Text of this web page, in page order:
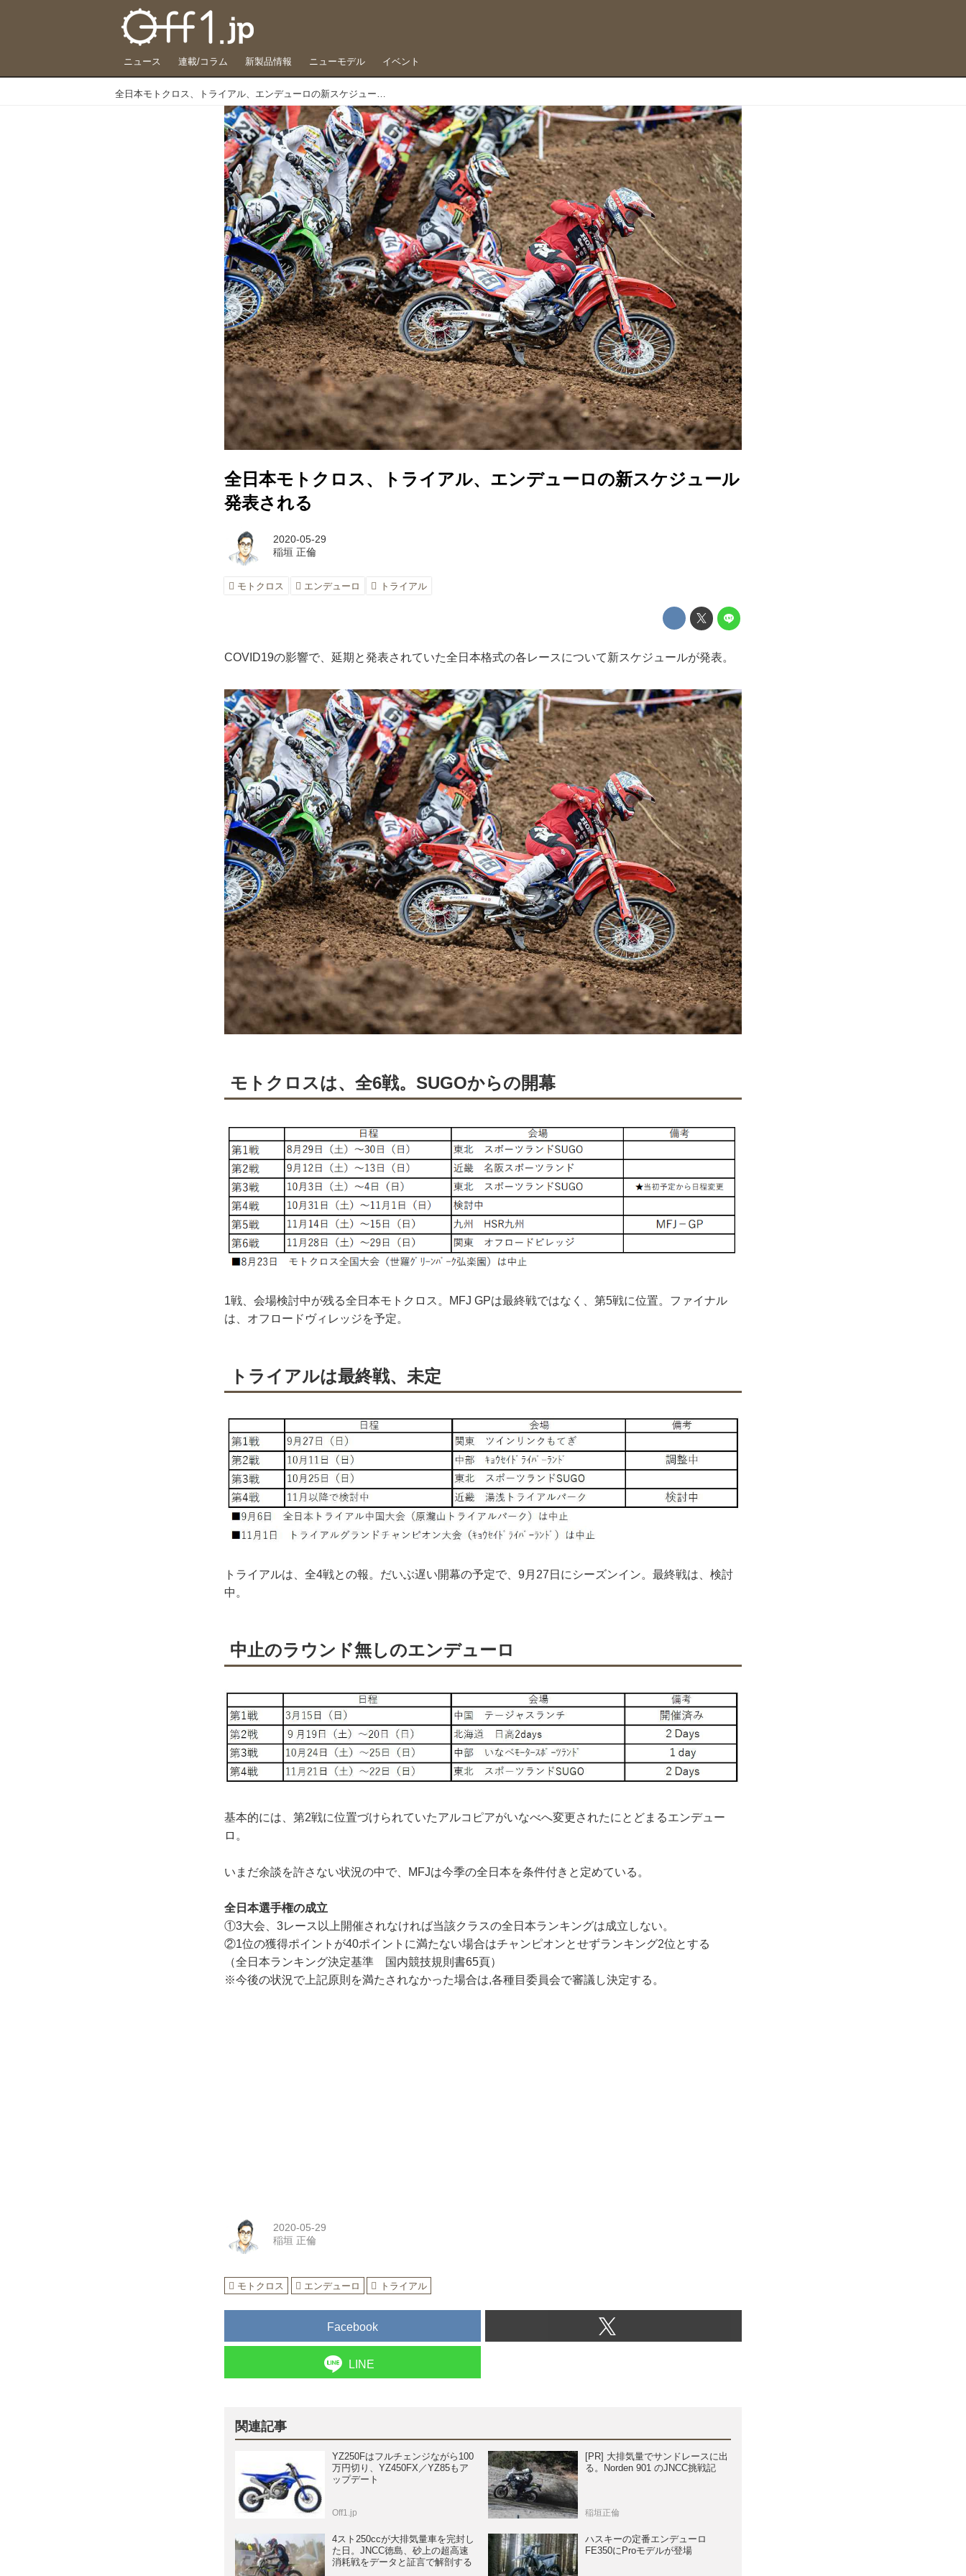
ニュース 連載/コラム 新製品情報 ニューモデル イベント
全日本モトクロス、トライアル、エンデューロの新スケジュール発表される
全日本モトクロス、トライアル、エンデューロの新スケジュール
発表される
2020-05-29
稲垣 正倫
モトクロス エンデューロ トライアル
COVID19の影響で、延期と発表されていた全日本格式の各レースについて新スケジュールが発表。
モトクロスは、全6戦。SUGOからの開幕
1戦、会場検討中が残る全日本モトクロス。MFJ GPは最終戦ではなく、第5戦に位置。ファイナル
は、オフロードヴィレッジを予定。
トライアルは最終戦、未定
トライアルは、全4戦との報。だいぶ遅い開幕の予定で、9月27日にシーズンイン。最終戦は、検討
中。
中止のラウンド無しのエンデューロ
基本的には、第2戦に位置づけられていたアルコピアがいなべへ変更されたにとどまるエンデュー
ロ。
いまだ余談を許さない状況の中で、MFJは今季の全日本を条件付きと定めている。
全日本選手権の成立
①3大会、3レース以上開催されなければ当該クラスの全日本ランキングは成立しない。
②1位の獲得ポイントが40ポイントに満たない場合はチャンピオンとせずランキング2位とする
（全日本ランキング決定基準 国内競技規則書65頁）
※今後の状況で上記原則を満たされなかった場合は,各種目委員会で審議し決定する。
2020-05-29
稲垣 正倫
モトクロス エンデューロ トライアル
Facebook
LINE
関連記事
YZ250Fはフルチェンジながら100
万円切り、YZ450FX／YZ85もア
ップデート
Off1.jp
[PR] 大排気量でサンドレースに出
る。Norden 901 のJNCC挑戦記
稲垣正倫
4スト250ccが大排気量車を完封し
た日。JNCC徳島、砂上の超高速
消耗戦をデータと証言で解剖する
ハスキーの定番エンデューロ
FE350にProモデルが登場